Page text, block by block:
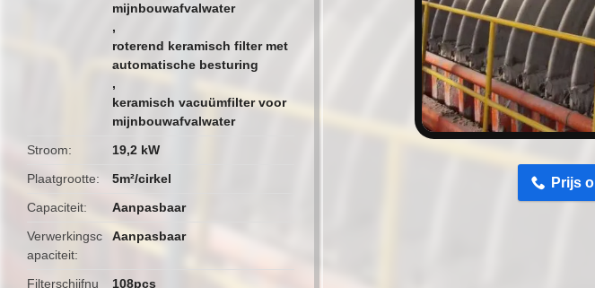
mijnbouwafvalwater
,
roterend keramisch filter met
automatische besturing
,
keramisch vacuümfilter voor
mijnbouwafvalwater
Stroom
19,2 kW
Plaatgrootte
5m²/cirkel
Capaciteit
Aanpasbaar
Verwerkingsc
apaciteit
Aanpasbaar
Filterschijfnu 108pcs
Prijs